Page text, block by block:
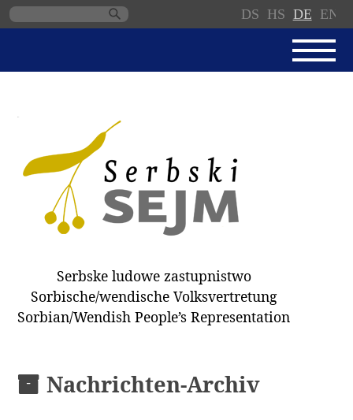
DS HS DE EN
SERBSKI SEJM
GESCHÄFTSORDNUNG
PROTOKOLLE / BESCHLÜSSE
SPENDEN
ABGEORDNETE
AUSSCHÜSSE
Serbske ludowe zastupnistwo
Sorbische/wendische Volksvertretung
Sorbian/Wendish People’s Representation
Nachrichten-Archiv